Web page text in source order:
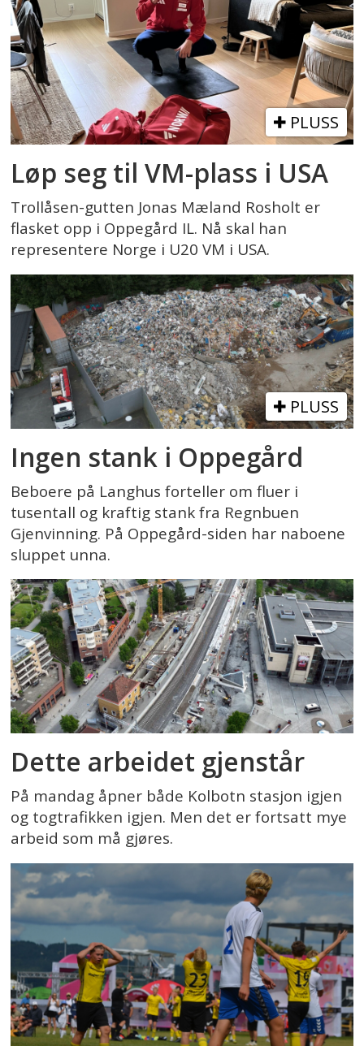
PLUSS
Løp seg til VM-plass i USA
Trollåsen-gutten Jonas Mæland Rosholt er
flasket opp i Oppegård IL. Nå skal han
representere Norge i U20 VM i USA.
PLUSS
Ingen stank i Oppegård
Beboere på Langhus forteller om fluer i
tusentall og kraftig stank fra Regnbuen
Gjenvinning. På Oppegård-siden har naboene
sluppet unna.
Dette arbeidet gjenstår
På mandag åpner både Kolbotn stasjon igjen
og togtrafikken igjen. Men det er fortsatt mye
arbeid som må gjøres.